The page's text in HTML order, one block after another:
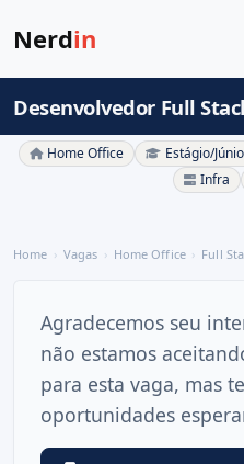
Nerdin
Desenvolvedor Full
Home Office Estágio/
Infra
Home Vagas Home Office Full
Agradecemos seu
não estamos
para esta vaga, mas
oportunidades